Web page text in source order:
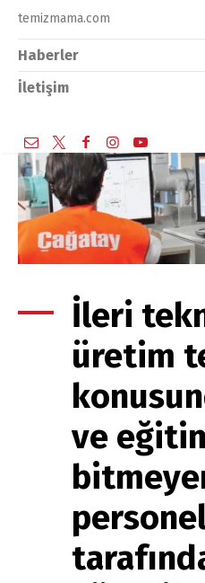
temizmama.com
Haberler
İletişim
İleri
üretim
ve